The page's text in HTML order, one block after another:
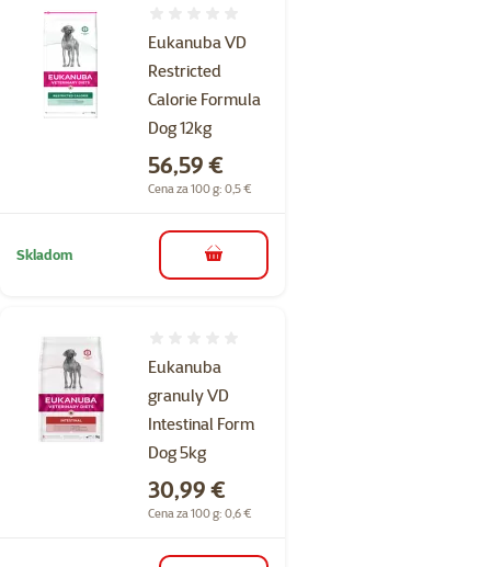
Eukanuba VD
Restricted
Calorie Formula
Dog 12kg
Cena
56,59 €
Cena za 100 g: 0,5 €
Skladom do košíka
Eukanuba
granuly VD
Intestinal Form
Dog 5kg
Cena
30,99 €
Cena za 100 g: 0,6 €